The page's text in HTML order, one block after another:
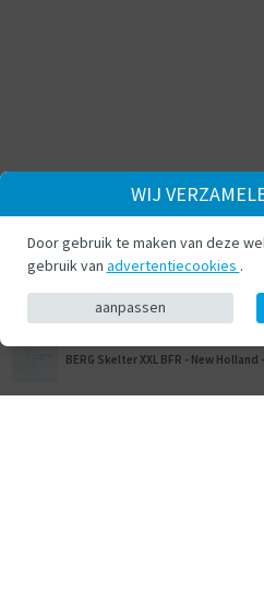
BERG Skelter XXL BFR - New Holland
WIJ
Door gebruik te maken van deze
gebruik van advertentiecookies .
aanpassen